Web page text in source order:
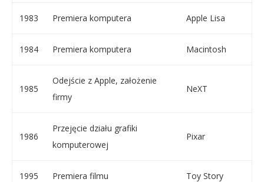
1983 Premiera komputera Apple Lisa
1984 Premiera komputera Macintosh
1985
Odejście z Apple, założenie
firmy
NeXT
1986
Przejęcie działu grafiki
komputerowej
Pixar
1995 Premiera filmu Toy Story